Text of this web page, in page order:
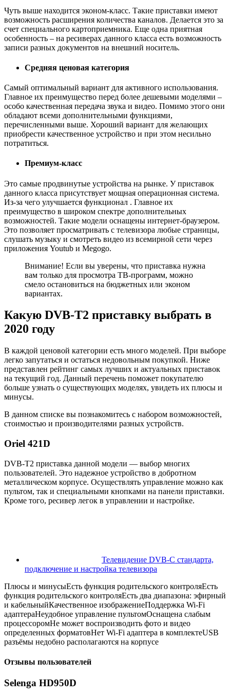
Чуть выше находится эконом-класс. Такие приставки имеют
возможность расширения количества каналов. Делается это за
счет специального картоприемника. Еще одна приятная
особенность – на ресиверах данного класса есть возможность
записи разных документов на внешний носитель.
Средняя ценовая категория
Самый оптимальный вариант для активного использования.
Главное их преимущество перед более дешевыми моделями –
особо качественная передача звука и видео. Помимо этого они
обладают всеми дополнительными функциями,
перечисленными выше. Хороший вариант для желающих
приобрести качественное устройство и при этом несильно
потратиться.
Премиум-класс
Это самые продвинутые устройства на рынке. У приставок
данного класса присутствует мощная операционная система.
Из-за чего улучшается функционал . Главное их
преимущество в широком спектре дополнительных
возможностей. Такие модели оснащены интернет-браузером.
Это позволяет просматривать с телевизора любые страницы,
слушать музыку и смотреть видео из всемирной сети через
приложения Youtub и Megogo.
Внимание! Если вы уверены, что приставка нужна
вам только для просмотра ТВ-программ, можно
смело остановиться на бюджетных или эконом
вариантах.
Какую DVB-T2 приставку выбрать в
2020 году
В каждой ценовой категории есть много моделей. При выборе
легко запутаться и остаться недовольным покупкой. Ниже
представлен рейтинг самых лучших и актуальных приставок
на текущий год. Данный перечень поможет покупателю
больше узнать о существующих моделях, увидеть их плюсы и
минусы.
В данном списке вы познакомитесь с набором возможностей,
стоимостью и производителями разных устройств.
Oriel 421D
DVB-T2 приставка данной модели — выбор многих
пользователей. Это надежное устройство в добротном
металлическом корпусе. Осуществлять управление можно как
пультом, так и специальными кнопками на панели приставки.
Кроме того, ресивер легок в управлении и настройке.
Телевидение DVB-C стандарта,
подключение и настройка телевизора
Плюсы и минусыЕсть функция родительского контроляЕсть
функция родительского контроляЕсть два диапазона: эфирный
и кабельныйКачественное изображениеПоддержка Wi-Fi
адаптераНеудобное управление пультомОснащена слабым
процессоромНе может воспроизводить фото и видео
определенных форматовНет Wi-Fi адаптера в комплектеUSB
разъёмы недобно располагаются на корпусе
Отзывы пользователей
Selenga HD950D